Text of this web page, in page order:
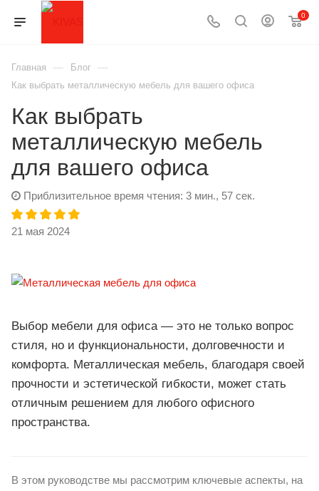
0
Главная — Блог —
Как выбрать металлическую мебель для вашего офиса
Как выбрать
металлическую мебель
для вашего офиса
Приблизительное время чтения: 3 мин., 57 сек.
21 мая 2024
Выбор мебели для офиса — это не только вопрос
стиля, но и функциональности, долговечности и
комфорта. Металлическая мебель, благодаря своей
прочности и эстетической гибкости, может стать
отличным решением для любого офисного
пространства.
В этом руководстве мы рассмотрим ключевые аспекты, на